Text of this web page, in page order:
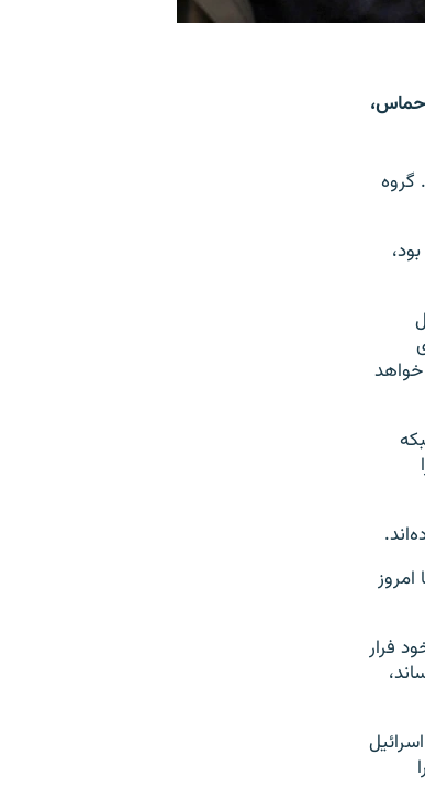
حماس،
گروه
کشتارها و جنایات ۷ اکتوبر بود،
خواهد
فرار